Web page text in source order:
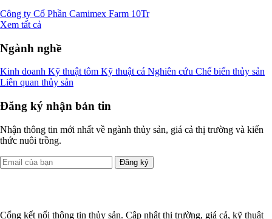
Công ty Cổ Phần Camimex Farm 10Tr
Xem tất cả
Ngành nghề
Kinh doanh Kỹ thuật tôm Kỹ thuật cá Nghiên cứu Chế biến thủy sản
Liên quan thủy sản
Đăng ký nhận bản tin
Nhận thông tin mới nhất về ngành thủy sản, giá cả thị trường và kiến
thức nuôi trồng.
Đăng ký
Cổng kết nối thông tin thủy sản. Cập nhật thị trường, giá cả, kỹ thuật